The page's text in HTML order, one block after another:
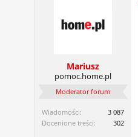
Mariusz
pomoc.home.pl
Moderator forum
Wiadomości:
3 087
Docenione treści:
302